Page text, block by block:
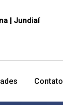
| Jundiaí
Contato